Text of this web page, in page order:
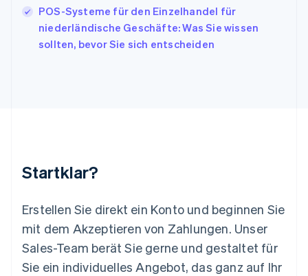
POS-Systeme für den Einzelhandel für
niederländische Geschäfte: Was Sie wissen
sollten, bevor Sie sich entscheiden
Startklar?
Erstellen Sie direkt ein Konto und beginnen Sie
mit dem Akzeptieren von Zahlungen. Unser
Sales-Team berät Sie gerne und gestaltet für
Sie ein individuelles Angebot, das ganz auf Ihr
English
Liechtenstein
DeutschEnglish
Mexiko
English
Niederlande
Nederlands English
Norwegen
English